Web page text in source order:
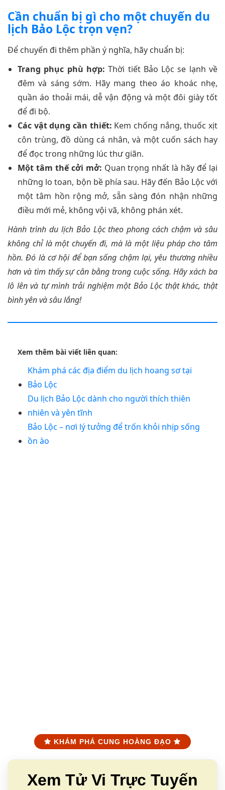
Cần chuẩn bị gì cho một chuyến du
lịch Bảo Lộc trọn vẹn?
Để chuyến đi thêm phần ý nghĩa, hãy chuẩn bị:
Trang phục phù hợp: Thời tiết Bảo Lộc se lạnh về
đêm và sáng sớm. Hãy mang theo áo khoác nhẹ,
quần áo thoải mái, dễ vận động và một đôi giày tốt
để đi bộ.
Các vật dụng cần thiết: Kem chống nắng, thuốc xịt
côn trùng, đồ dùng cá nhân, và một cuốn sách hay
để đọc trong những lúc thư giãn.
Một tâm thế cởi mở: Quan trọng nhất là hãy để lại
những lo toan, bộn bề phía sau. Hãy đến Bảo Lộc với
một tâm hồn rộng mở, sẵn sàng đón nhận những
điều mới mẻ, không vội vã, không phán xét.
Hành trình du lịch Bảo Lộc theo phong cách chậm và sâu
không chỉ là một chuyến đi, mà là một liệu pháp cho tâm
hồn. Đó là cơ hội để bạn sống chậm lại, yêu thương nhiều
hơn và tìm thấy sự cân bằng trong cuộc sống. Hãy xách ba
lô lên và tự mình trải nghiệm một Bảo Lộc thật khác, thật
bình yên và sâu lắng!
Xem thêm bài viết liên quan:
Khám phá các địa điểm du lịch hoang sơ tại
Bảo Lộc
Du lịch Bảo Lộc dành cho người thích thiên
nhiên và yên tĩnh
Bảo Lộc – nơi lý tưởng để trốn khỏi nhịp sống
ồn ào
KHÁM PHÁ CUNG HOÀNG ĐẠO